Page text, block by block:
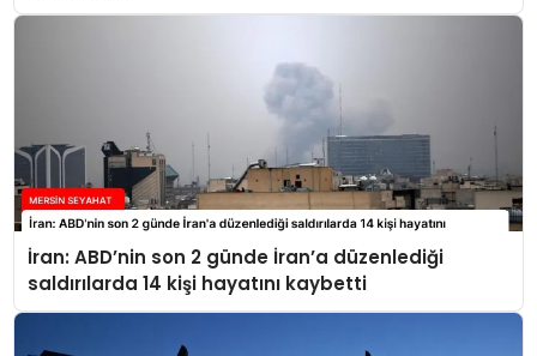
İran: ABD’nin son 2 günde İran’a düzenlediği
saldırılarda 14 kişi hayatını kaybetti